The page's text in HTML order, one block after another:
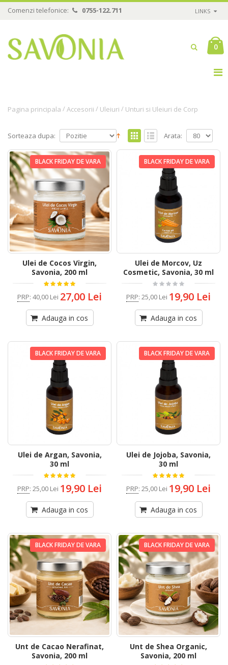
Comenzi telefonice: 0755-122.711 LINKS
0
Pagina principala /Accesorii / Uleiuri / Unturi si Uleiuri de Corp
Sorteaza dupa: Arata:
BLACK FRIDAY DE VARA
Ulei de Cocos Virgin,
Savonia, 200 ml
PRP: 40,00 Lei 27,00 Lei
Adauga in cos
BLACK FRIDAY DE VARA
Ulei de Morcov, Uz
Cosmetic, Savonia, 30 ml
PRP: 25,00 Lei 19,90 Lei
Adauga in cos
BLACK FRIDAY DE VARA
Ulei de Argan, Savonia,
30 ml
PRP: 25,00 Lei 19,90 Lei
Adauga in cos
BLACK FRIDAY DE VARA
Ulei de Jojoba, Savonia,
30 ml
PRP: 25,00 Lei 19,90 Lei
Adauga in cos
BLACK FRIDAY DE VARA
Unt de Cacao Nerafinat,
Savonia, 200 ml
BLACK FRIDAY DE VARA
Unt de Shea Organic,
Savonia, 200 ml